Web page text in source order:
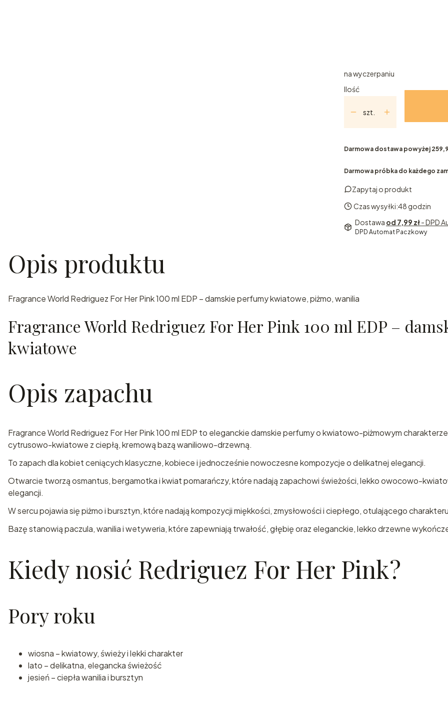
na wyczerpaniu
Ilość
szt.
Darmowa dostawa powyżej
Darmowa próbka do każdego
Zapytaj o produkt
Czas wysyłki:48 godzin
Dostawa od 7,99 zł- DPD
DPD Automat Paczkowy
Opis produktu
Fragrance World Redriguez For Her Pink 100 ml EDP – damskie perfumy kwiatowe, piżmo, wanilia
Fragrance World Redriguez For Her Pink 100 ml EDP –
kwiatowe
Opis zapachu
Fragrance World Redriguez For Her Pink 100 ml EDP to eleganckie damskie perfumy o kwiatowo-piżmowym
cytrusowo-kwiatowe z ciepłą, kremową bazą waniliowo-drzewną.
To zapach dla kobiet ceniących klasyczne, kobiece i jednocześnie nowoczesne kompozycje o delikatnej elegancji.
Otwarcie tworzą osmantus, bergamotka i kwiat pomarańczy, które nadają zapachowi świeżości, lekko owocowo-
elegancji.
W sercu pojawia się piżmo i bursztyn, które nadają kompozycji miękkości, zmysłowości i ciepłego, otulającego
Bazę stanowią paczula, wanilia i wetyweria, które zapewniają trwałość, głębię oraz eleganckie, lekko drzewne
Kiedy nosić Redriguez For Her Pink?
Pory roku
wiosna – kwiatowy, świeży i lekki charakter
lato – delikatna, elegancka świeżość
jesień – ciepła wanilia i bursztyn
prosto
Dubaju!
Zapisz się do
zakupy!